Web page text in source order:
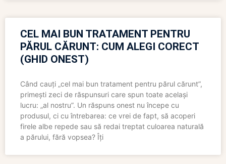
CEL MAI BUN TRATAMENT PENTRU
PĂRUL CĂRUNT: CUM ALEGI CORECT
(GHID ONEST)
Când cauți „cel mai bun tratament pentru părul cărunt”,
primești zeci de răspunsuri care spun toate același
lucru: „al nostru”. Un răspuns onest nu începe cu
produsul, ci cu întrebarea: ce vrei de fapt, să acoperi
firele albe repede sau să redai treptat culoarea naturală
a părului, fără vopsea? Îți